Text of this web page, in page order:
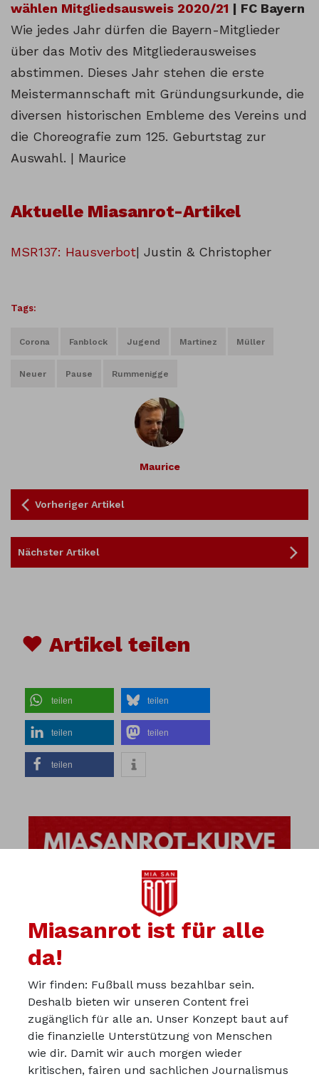
wählen Mitgliedsausweis 2020/21 | FC Bayern
Wie jedes Jahr dürfen die Bayern-Mitglieder
über das Motiv des Mitgliederausweises
abstimmen. Dieses Jahr stehen die erste
Meistermannschaft mit Gründungsurkunde, die
diversen historischen Embleme des Vereins und
die Choreografie zum 125. Geburtstag zur
Auswahl. | Maurice
Aktuelle Miasanrot-Artikel
MSR137: Hausverbot| Justin & Christopher
Tags:
Corona Fanblock Jugend Martinez Müller
Neuer Pause Rummenigge
Maurice
Vorheriger Artikel
Nächster Artikel
♥ Artikel teilen
teilen teilen
teilen teilen
teilen
Miasanrot ist für alle
da!
Wir finden: Fußball muss bezahlbar sein.
Deshalb bieten wir unseren Content frei
zugänglich für alle an. Unser Konzept baut auf
die finanzielle Unterstützung von Menschen
wie dir. Damit wir auch morgen wieder
kritischen, fairen und sachlichen Journalismus